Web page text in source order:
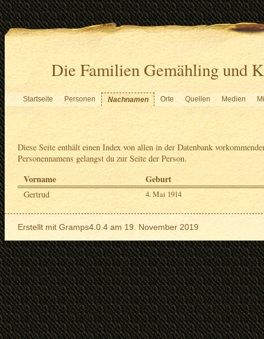
Die Familien Gemähling und
Startseite Personen Nachnamen Orte Quellen Medien
Diese Seite enthält einen Index von allen in der Datenbank
Personennamens gelangst du zur Seite der Person.
Vorname Geburt
Gertrud 4. Mai 1914
Erstellt mit Gramps4.0.4 am 19. November 2019